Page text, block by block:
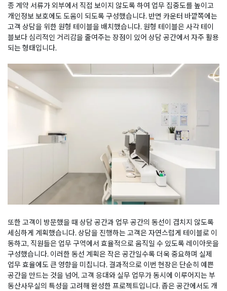
종 계약 서류가 외부에서 직접 보이지 않도록 하여 업무 집중도를 높이고
개인정보 보호에도 도움이 되도록 구성했습니다. 반면 카운터 바깥쪽에는
고객 상담을 위한 원형 테이블을 배치했습니다. 원형 테이블은 사각 테이
블보다 심리적인 거리감을 줄여주는 장점이 있어 상담 공간에서 자주 활용
되는 형태입니다.
또한 고객이 방문했을 때 상담 공간과 업무 공간의 동선이 겹치지 않도록
세심하게 계획했습니다. 상담을 진행하는 고객은 자연스럽게 테이블로 이
동하고, 직원들은 업무 구역에서 효율적으로 움직일 수 있도록 레이아웃을
구성했습니다. 이러한 동선 계획은 작은 공간일수록 더욱 중요하며 실제
업무 효율에도 큰 영향을 미칩니다. 결과적으로 이번 현장은 단순히 예쁜
공간을 만드는 것을 넘어, 고객 응대와 실무 업무가 동시에 이루어지는 부
동산사무실의 특성을 고려해 완성한 프로젝트입니다. 좁은 공간에서도 개